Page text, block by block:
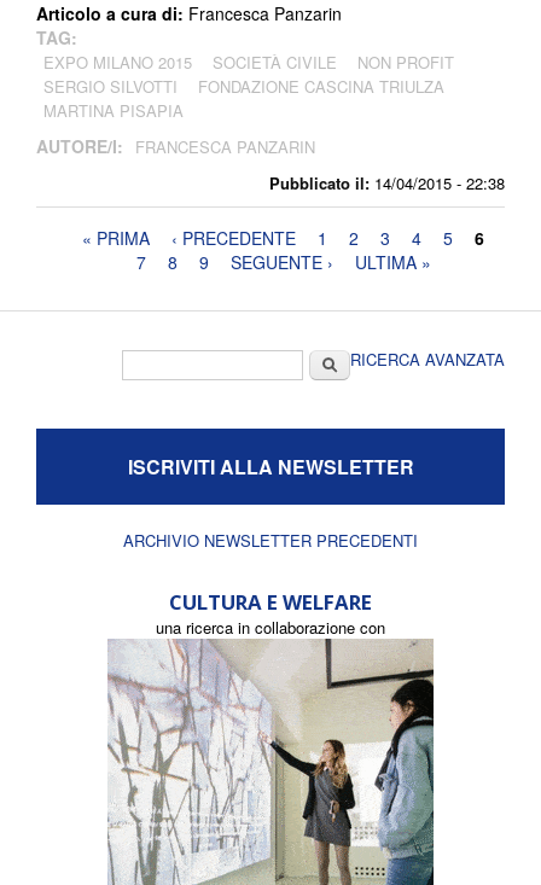
Pubblicato il: 14/04/2015 - 22:38
Articolo a cura di: Francesca Panzarin
TAG:
EXPO MILANO 2015 SOCIETÀ CIVILE
NON PROFIT
SERGIO SILVOTTI
FONDAZIONE CASCINA TRIULZA
MARTINA PISAPIA
AUTORE/I: FRANCESCA PANZARIN
Pagine« PRIMA ‹ PRECEDENTE 1 2 3 4 5
6
7
8 9 SEGUENTE › ULTIMA »
CercaRICERCA AVANZATA
ISCRIVITI ALLA NEWSLETTER
ARCHIVIO NEWSLETTER PRECEDENTI
CULTURA E WELFARE
una ricerca in collaborazione con